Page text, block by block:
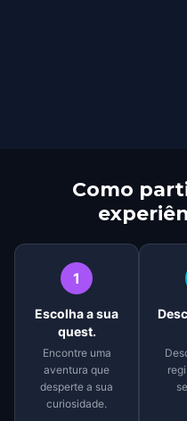
Como
1
Escolha a sua
quest.
Encontre uma
aventura que
desperte a sua
curiosidade.